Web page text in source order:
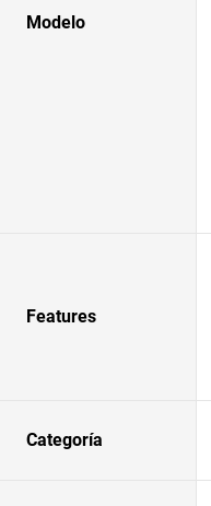
Modelo
Features
Categoría